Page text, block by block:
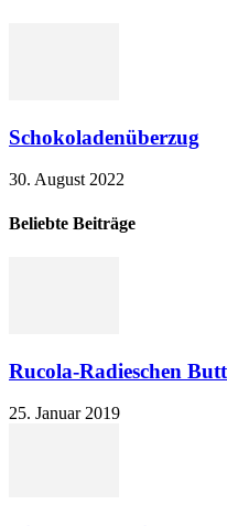
Schokoladenüberzug
30. August 2022
Beliebte Beiträge
Rucola-Radieschen
25. Januar 2019